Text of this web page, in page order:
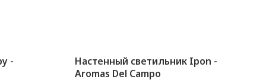
-
Настенный светильник Ipon -
Aromas Del Campo